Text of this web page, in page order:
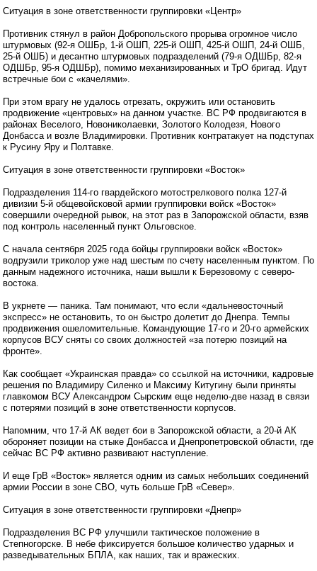
Ситуация в зоне ответственности группировки «Центр»
Противник стянул в район Добропольского прорыва огромное число
штурмовых (92-я ОШБр, 1-й ОШП, 225-й ОШП, 425-й ОШП, 24-й ОШБ,
25-й ОШБ) и десантно штурмовых подразделений (79-я ОДШБр, 82-я
ОДШБр, 95-я ОДШБр), помимо механизированных и ТрО бригад. Идут
встречные бои с «качелями».
При этом врагу не удалось отрезать, окружить или остановить
продвижение «центровых» на данном участке. ВС РФ продвигаются в
районах Веселого, Новониколаевки, Золотого Колодезя, Нового
Донбасса и возле Владимировки. Противник контратакует на подступах
к Русину Яру и Полтавке.
Ситуация в зоне ответственности группировки «Восток»
Подразделения 114-го гвардейского мотострелкового полка 127-й
дивизии 5-й общевойсковой армии группировки войск «Восток»
совершили очередной рывок, на этот раз в Запорожской области, взяв
под контроль населенный пункт Ольговское.
С начала сентября 2025 года бойцы группировки войск «Восток»
водрузили триколор уже над шестым по счету населенным пунктом. По
данным надежного источника, наши вышли к Березовому с северо-
востока.
В укрнете — паника. Там понимают, что если «дальневосточный
экспресс» не остановить, то он быстро долетит до Днепра. Темпы
продвижения ошеломительные. Командующие 17-го и 20-го армейских
корпусов ВСУ сняты со своих должностей «за потерю позиций на
фронте».
Как сообщает «Украинская правда» со ссылкой на источники, кадровые
решения по Владимиру Силенко и Максиму Китугину были приняты
главкомом ВСУ Александром Сырским еще неделю-две назад в связи
с потерями позиций в зоне ответственности корпусов.
Напомним, что 17-й АК ведет бои в Запорожской области, а 20-й АК
обороняет позиции на стыке Донбасса и Днепропетровской области, где
сейчас ВС РФ активно развивают наступление.
И еще ГрВ «Восток» является одним из самых небольших соединений
армии России в зоне СВО, чуть больше ГрВ «Север».
Ситуация в зоне ответственности группировки «Днепр»
Подразделения ВС РФ улучшили тактическое положение в
Степногорске. В небе фиксируется большое количество ударных и
разведывательных БПЛА, как наших, так и вражеских.